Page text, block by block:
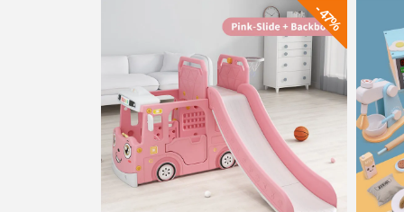
- 47%